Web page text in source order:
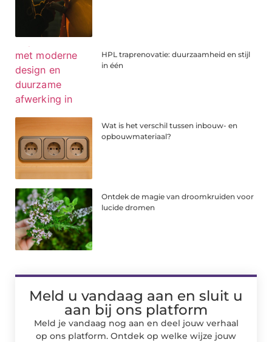
HPL traprenovatie: duurzaamheid en stijl
in één
Wat is het verschil tussen inbouw- en
opbouwmateriaal?
Ontdek de magie van droomkruiden voor
lucide dromen
Meld u vandaag aan en sluit u
aan bij ons platform
Meld je vandaag nog aan en deel jouw verhaal
op ons platform. Ontdek op welke wijze jouw